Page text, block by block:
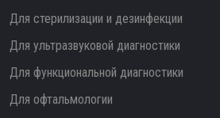
Для стерилизации и дезинфекции
Для ультразвуковой диагностики
Для функциональной диагностики
Для офтальмологии